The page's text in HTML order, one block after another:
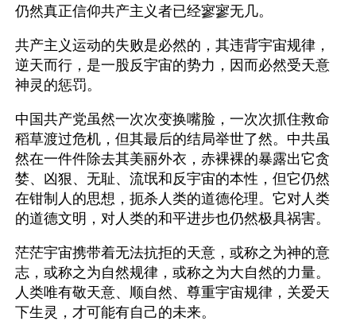
仍然真正信仰共产主义者已经寥寥无几。
共产主义运动的失败是必然的，其违背宇宙规律，
逆天而行，是一股反宇宙的势力，因而必然受天意
神灵的惩罚。
中国共产党虽然一次次变换嘴脸，一次次抓住救命
稻草渡过危机，但其最后的结局举世了然。中共虽
然在一件件除去其美丽外衣，赤裸裸的暴露出它贪
婪、凶狠、无耻、流氓和反宇宙的本性，但它仍然
在钳制人的思想，扼杀人类的道德伦理。它对人类
的道德文明，对人类的和平进步也仍然极具祸害。
茫茫宇宙携带着无法抗拒的天意，或称之为神的意
志，或称之为自然规律，或称之为大自然的力量。
人类唯有敬天意、顺自然、尊重宇宙规律，关爱天
下生灵，才可能有自己的未来。